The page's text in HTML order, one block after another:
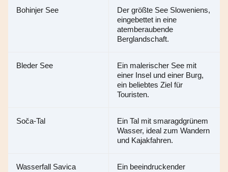
Bohinjer See
Der größte See Sloweniens,
eingebettet in eine
atemberaubende
Berglandschaft.
Bleder See
Ein malerischer See mit
einer Insel und einer Burg,
ein beliebtes Ziel für
Touristen.
Soča-Tal
Ein Tal mit smaragdgrünem
Wasser, ideal zum Wandern
und Kajakfahren.
Wasserfall Savica
Ein beeindruckender